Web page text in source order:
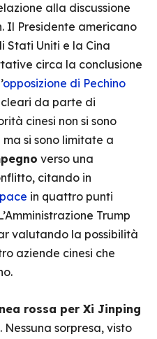
alla discussione
Il Presidente americano
Stati Uniti e la Cina
circa la conclusione
opposizione di Pechino
da parte di
cinesi non si sono
si sono limitate a
verso una
citando in
in quattro punti
Trump
valutando la possibilità
aziende cinesi che
rossa per Xi Jinping
. Nessuna sorpresa, visto